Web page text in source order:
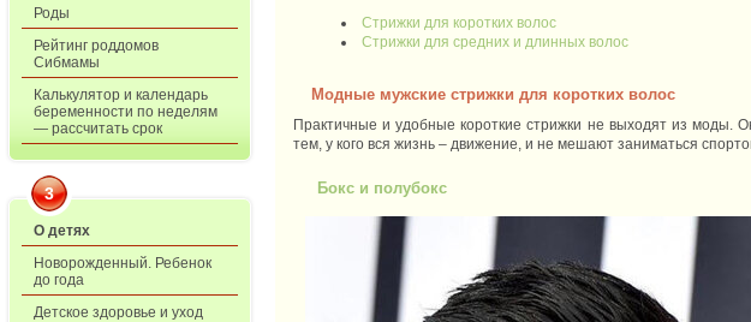
Роды
Рейтинг роддомов
Сибмамы
Калькулятор и календарь
беременности по неделям
— рассчитать срок
3
О детях
Новорожденный. Ребенок
до года
Детское здоровье и уход
Стрижки для коротких волос
Стрижки для средних и длинных волос
Модные мужские стрижки для коротких волос
Практичные и удобные короткие стрижки не выходят из моды.
тем, у кого вся жизнь – движение, и не мешают заниматься
Бокс и полубокс